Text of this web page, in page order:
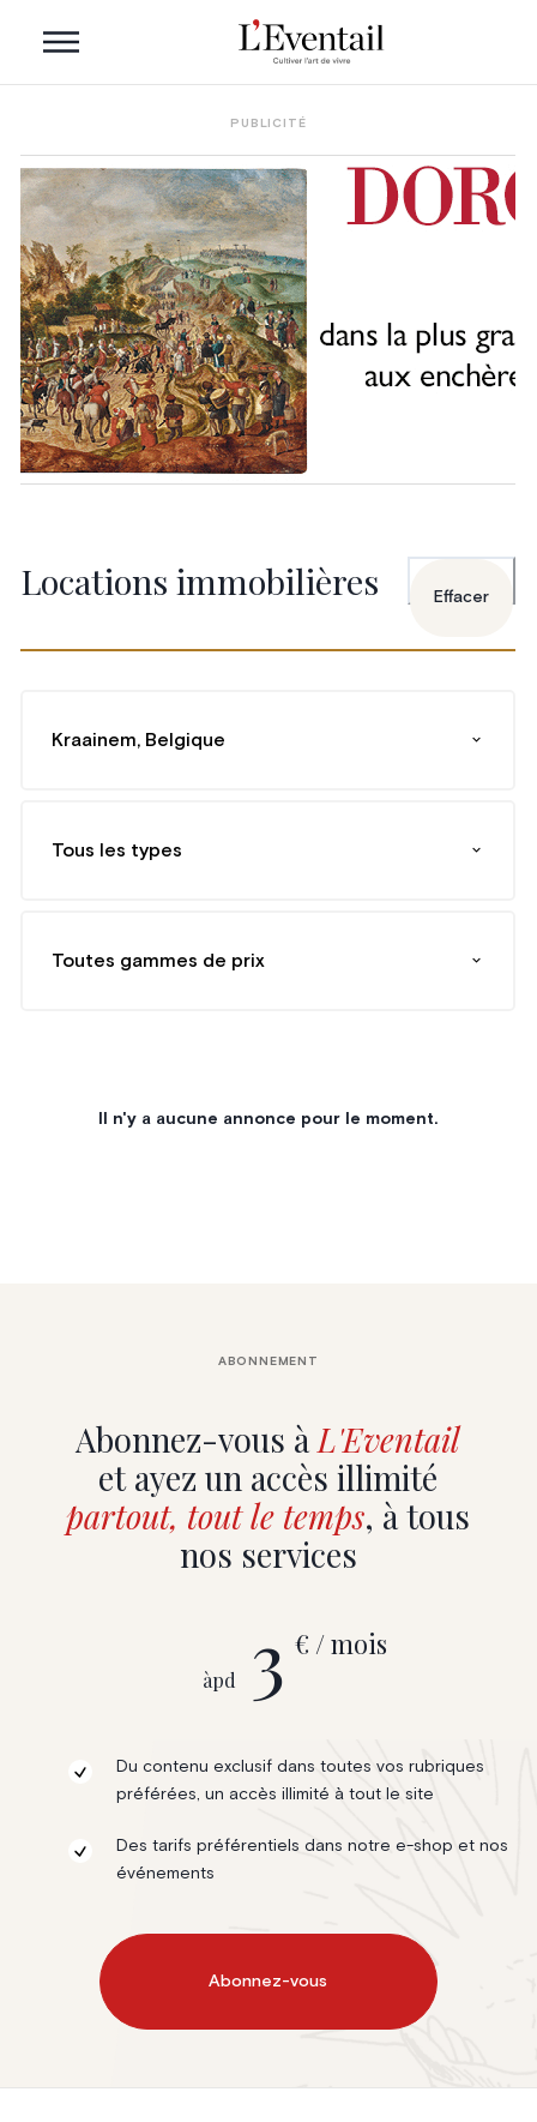
PUBLICITÉ
Locations immobilières Effacer
Kraainem, Belgique
Tous les types
Toutes gammes de prix
Il n'y a aucune annonce pour le moment.
Abonnez-vous àL'Eventail
et ayez un accès illimité
partout, tout le temps, à tous
nos services
ABONNEMENT
àpd 3 € / mois
Du contenu exclusif dans toutes vos rubriques
préférées, un accès illimité à tout le site
Des tarifs préférentiels dans notre e-shop et nos
événements
Abonnez-vous